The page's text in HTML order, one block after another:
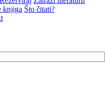
knjiga Što čitati?